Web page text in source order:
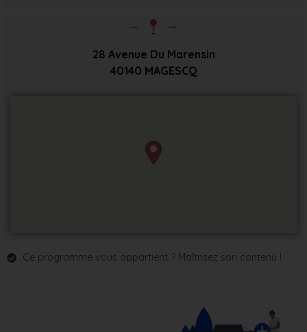
28 Avenue Du Marensin
40140 MAGESCQ
Ce programme vous appartient ? Maîtrisez son contenu !